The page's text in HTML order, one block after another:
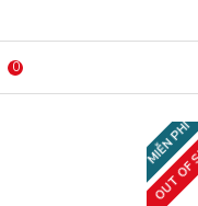
0
MIỄN PHÍ
OUT